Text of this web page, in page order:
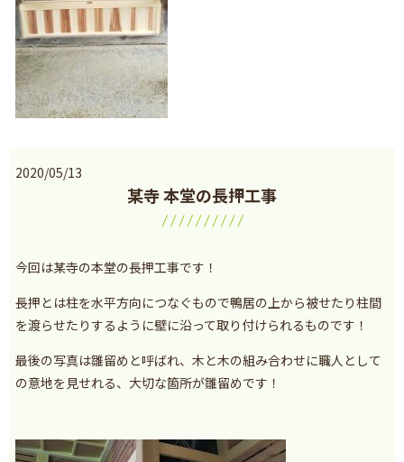
2020/05/13
某寺 本堂の長押工事
今回は某寺の本堂の長押工事です！
長押とは柱を水平方向につなぐもので鴨居の上から被せたり柱間
を渡らせたりするように壁に沿って取り付けられるものです！
最後の写真は雛留めと呼ばれ、木と木の組み合わせに職人として
の意地を見せれる、大切な箇所が雛留めです！